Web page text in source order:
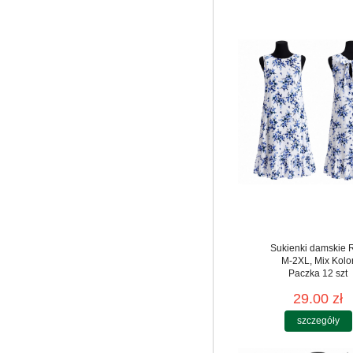
Sukienki damskie
M-2XL, Mix
Paczka 12 szt
29.00 zł
szczegóły